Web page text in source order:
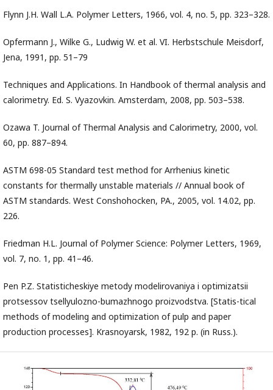
Flynn J.H. Wall L.A. Polymer Letters, 1966, vol. 4, no. 5, pp. 323–328.
Opfermann J., Wilke G., Ludwig W. et al. VI. Herbstschule Meisdorf,
Jena, 1991, pp. 51–79
Techniques and Applications. In Handbook of thermal analysis and
calorimetry. Ed. S. Vyazovkin. Amsterdam, 2008, pp. 503–538.
Ozawa T. Journal of Thermal Analysis and Calorimetry, 2000, vol.
60, pp. 887–894.
ASTM 698-05 Standard test method for Arrhenius kinetic
constants for thermally unstable materials // Annual book of
ASTM standards. West Conshohocken, PA., 2005, vol. 14.02, pp.
226.
Friedman H.L. Journal of Polymer Science: Polymer Letters, 1969,
vol. 7, no. 1, pp. 41–46.
Pen P.Z. Statisticheskiye metody modelirovaniya i optimizatsii
protsessov tsellyulozno-bumazhnogo proizvodstva. [Statis-tical
methods of modeling and optimization of pulp and paper
production processes]. Krasnoyarsk, 1982, 192 p. (in Russ.).